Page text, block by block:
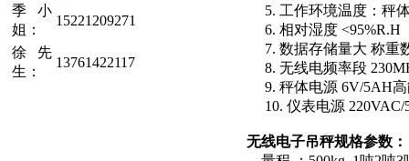
季小
姐：
15221209271
徐先
生：
13761422117
5. 工作环境温度：秤
6. 相对湿度 <95%R.H
7. 数据存储量大 称重
8. 无线电频率段
9. 秤体电源 6V/5AH高
10. 仪表电源 220VAC/
无线电子吊秤规格参数：